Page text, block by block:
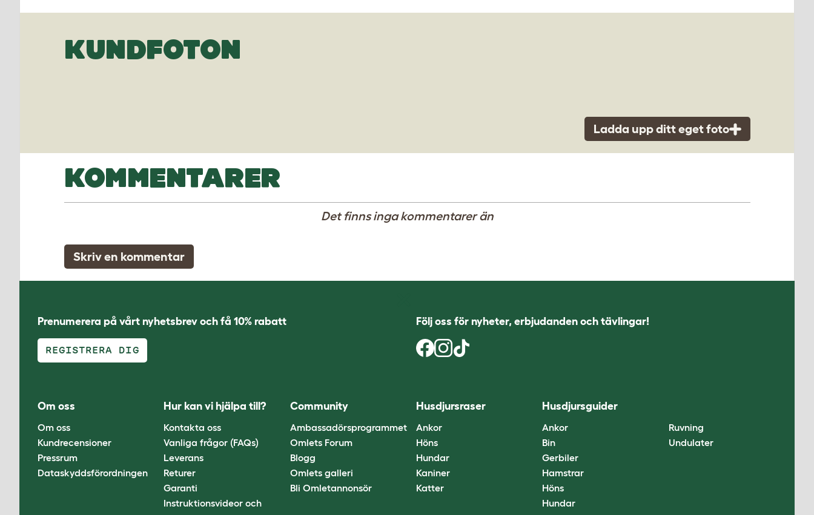
KUNDFOTON
Ladda upp ditt eget foto
KOMMENTARER
Det finns inga kommentarer än
Skriv en kommentar
Prenumerera på vårt nyhetsbrev och få 10% rabatt
REGISTRERA DIG
Följ oss för nyheter, erbjudanden och tävlingar!
Om oss
Om oss
Kundrecensioner
Pressrum
Dataskyddsförordningen
Hur kan vi hjälpa till?
Kontakta oss
Vanliga frågor (FAQs)
Leverans
Returer
Garanti
Instruktionsvideor och
Community
Ambassadörsprogrammet
Omlets Forum
Blogg
Omlets galleri
Bli Omletannonsör
Husdjursraser
Ankor
Höns
Hundar
Kaniner
Katter
Husdjursguider
Ankor
Bin
Gerbiler
Hamstrar
Höns
Hundar
Ruvning
Undulater